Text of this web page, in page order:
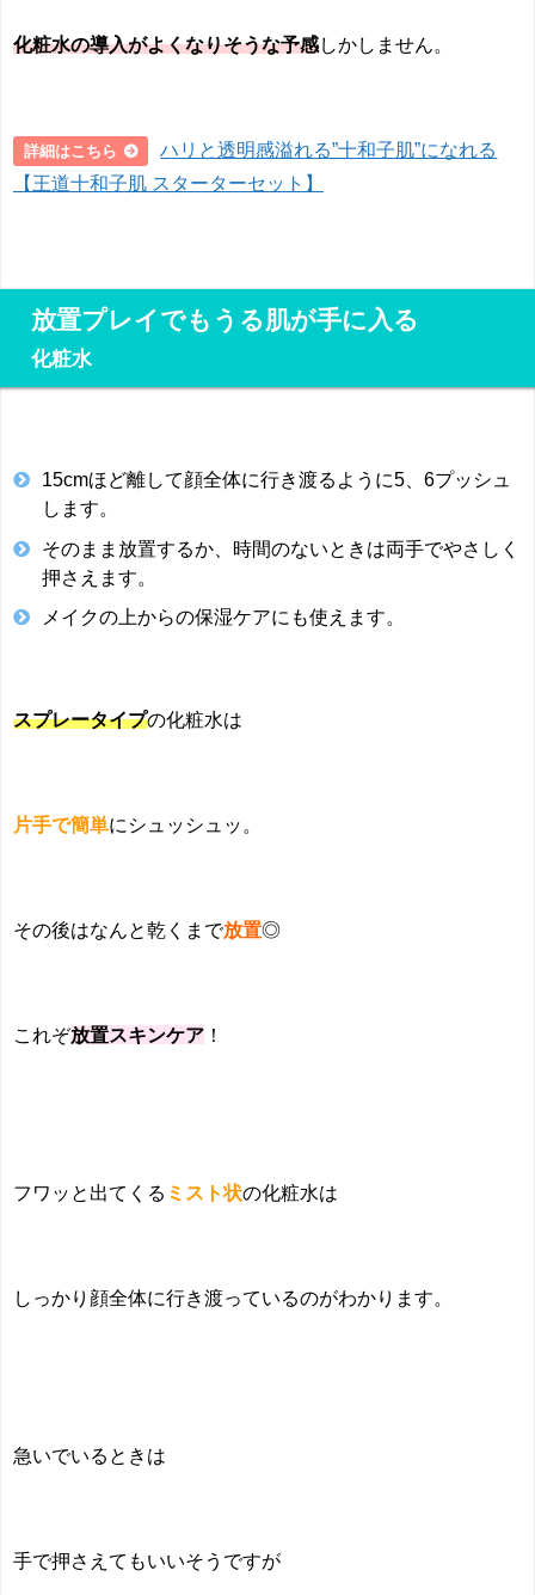
化粧水の導入がよくなりそうな予感しかしません。
詳細はこちら
ハリと透明感溢れる”十和子肌”になれる
【王道十和子肌 スターターセット】
放置プレイでもうる肌が手に入る
化粧水
15cmほど離して顔全体に行き渡るように5、6プッシュ
します。
そのまま放置するか、時間のないときは両手でやさしく
押さえます。
メイクの上からの保湿ケアにも使えます。
スプレータイプの化粧水は
片手で簡単にシュッシュッ。
その後はなんと乾くまで放置◎
これぞ放置スキンケア ！
フワッと出てくる ミスト状の化粧水は
しっかり顔全体に行き渡っているのがわかります。
急いでいるときは
手で押さえてもいいそうですが